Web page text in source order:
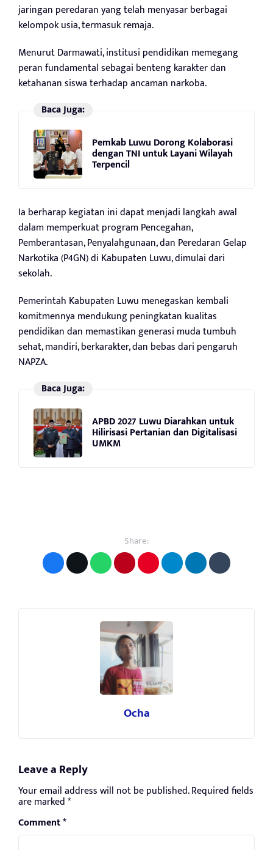
jaringan peredaran yang telah menyasar berbagai
kelompok usia, termasuk remaja.
Menurut Darmawati, institusi pendidikan memegang
peran fundamental sebagai benteng karakter dan
ketahanan siswa terhadap ancaman narkoba.
Baca Juga:
Pemkab Luwu Dorong Kolaborasi
dengan TNI untuk Layani Wilayah
Terpencil
Ia berharap kegiatan ini dapat menjadi langkah awal
dalam memperkuat program Pencegahan,
Pemberantasan, Penyalahgunaan, dan Peredaran Gelap
Narkotika (P4GN) di Kabupaten Luwu, dimulai dari
sekolah.
Pemerintah Kabupaten Luwu menegaskan kembali
komitmennya mendukung peningkatan kualitas
pendidikan dan memastikan generasi muda tumbuh
sehat, mandiri, berkarakter, dan bebas dari pengaruh
NAPZA.
Baca Juga:
APBD 2027 Luwu Diarahkan untuk
Hilirisasi Pertanian dan Digitalisasi
UMKM
Share:
Ocha
Leave a Reply
Your email address will not be published.Required fields
are marked*
Comment*